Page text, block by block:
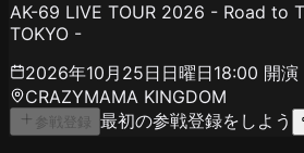
AK-69 LIVE TOUR 2026 - Road to
TOKYO -
2026年10月25日日曜日18:00 開演
CRAZYMAMA KINGDOM
参戦登録 最初の参戦登録をしよう